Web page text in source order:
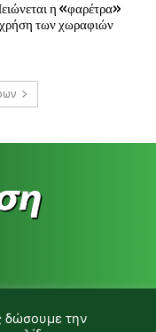
η «φαρέτρα»
των χωραφιών
δώσουμε την